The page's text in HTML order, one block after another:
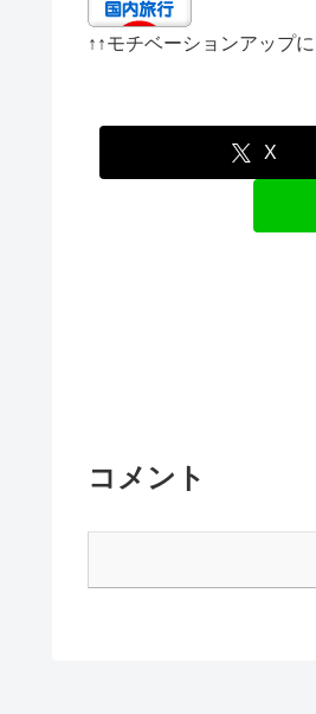
↑↑モチベーションアップに
X
コメント